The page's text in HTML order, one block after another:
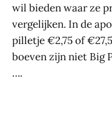
wil bieden waar ze
vergelijken. In de
pilletje €2,75 of
boeven zijn niet Big
….